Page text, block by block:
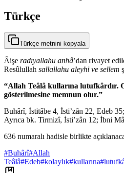
Türkçe
Türkçe metnini kopyala
Âişe radıyallahu anhâ’dan rivayet
Resûlullah sallallahu aleyhi ve sellem
“Allah Teâlâ kullarına lutufkârdır.
gösterilmesine memnun olur.”
Buhârî, İstitâbe 4, İsti’zân 22, Edeb
Ayrıca bk. Tirmizî, İsti’zân 12; İbni
636 numaralı hadisle birlikte
#Buhârî#Allah
Teâlâ#Edeb#kolaylık#kullarına#